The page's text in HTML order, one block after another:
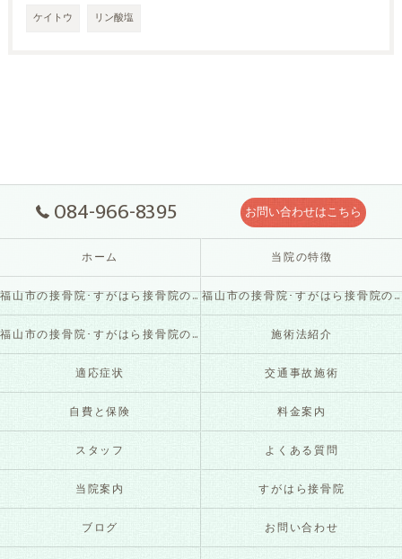
ケイトウ リン酸塩
084-966-8395 お問い合わせはこちら
ホーム 当院の特徴
福山市の接骨院･すがはら接骨院の口コミ情報 福山市の接骨院･すがはら接骨院の評判
福山市の接骨院･すがはら接骨院のお客様の声 施術法紹介
適応症状 交通事故施術
自費と保険 料金案内
スタッフ よくある質問
当院案内 すがはら接骨院
ブログ お問い合わせ